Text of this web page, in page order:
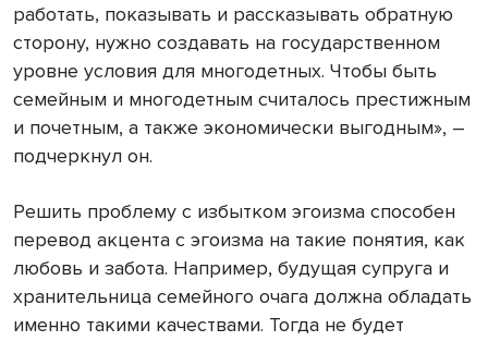
работать, показывать и рассказывать обратную
сторону, нужно создавать на государственном
уровне условия для многодетных. Чтобы быть
семейным и многодетным считалось престижным
и почетным, а также экономически выгодным», –
подчеркнул он.
Решить проблему с избытком эгоизма способен
перевод акцента с эгоизма на такие понятия, как
любовь и забота. Например, будущая супруга и
хранительница семейного очага должна обладать
именно такими качествами. Тогда не будет